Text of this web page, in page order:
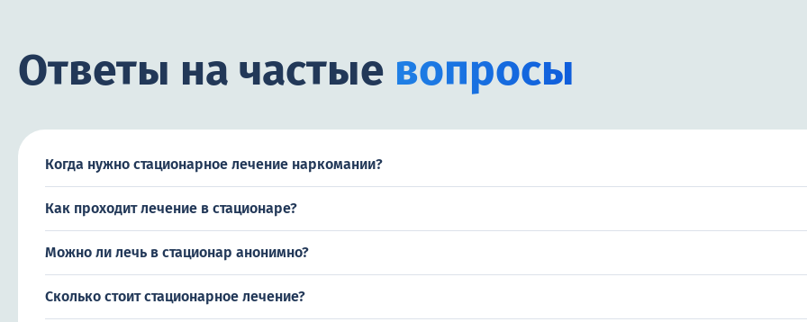
Ответы на частые вопросы
Когда нужно стационарное лечение наркомании?
Как проходит лечение в стационаре?
Можно ли лечь в стационар анонимно?
Сколько стоит стационарное лечение?